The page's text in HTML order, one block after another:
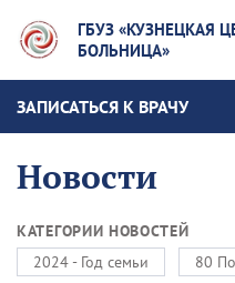
ГБУЗ «КУЗНЕЦКАЯ
БОЛЬНИЦА»
ЗАПИСАТЬСЯ К ВРАЧУ
Новости
КАТЕГОРИИ НОВОСТЕЙ
2024 - Год семьи
80